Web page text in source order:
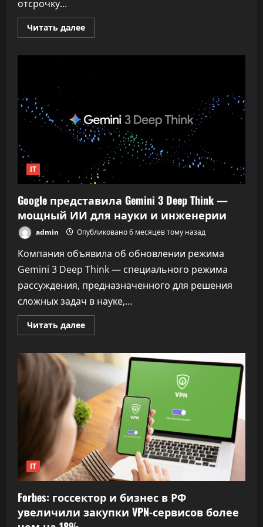
отсрочку...
Читать далееПрочитать
больше
подать
службы
через
«Госуслуги»
IT
Google представила Gemini 3 Deep Think —
мощный ИИ для науки и инженерии
admin Опубликовано 6 месяцев тому назад
Компания объявила об обновлении режима
Gemini 3 Deep Think — специального режима
рассуждения, предназначенного для решения
сложных задач в науке,...
Читать далееПрочитать
больше
представила
Gemini
3
Deep
Think
—
мощный
ИИ
для
науки
и
инженерии
IT
Forbes: госсектор и бизнес в РФ
увеличили закупки VPN-сервисов более